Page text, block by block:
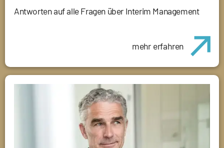
Antworten auf alle Fragen über Interim Management
mehr erfahren